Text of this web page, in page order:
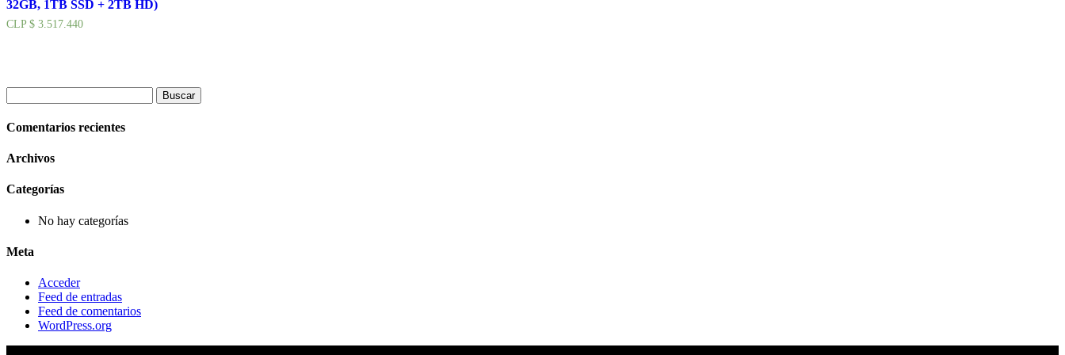
32GB, 1TB SSD + 2TB HD)
CLP $ 3.517.440
Comentarios recientes
Archivos
Categorías
No hay categorías
Meta
Acceder
Feed de entradas
Feed de comentarios
WordPress.org